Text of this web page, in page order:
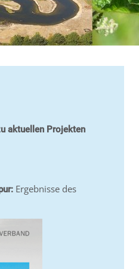
aktuellen Projekten
Ergebnisse des